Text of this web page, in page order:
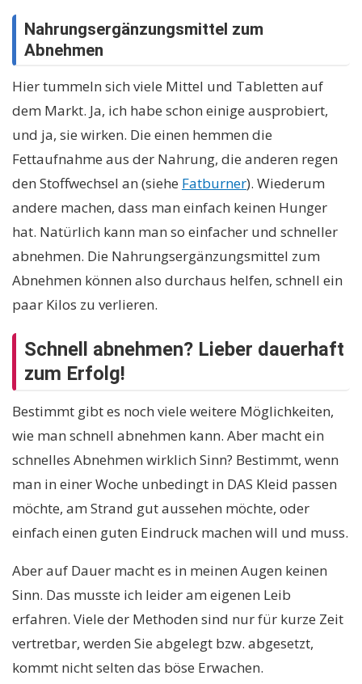
Nahrungsergänzungsmittel zum
Abnehmen
Hier tummeln sich viele Mittel und Tabletten auf
dem Markt. Ja, ich habe schon einige ausprobiert,
und ja, sie wirken. Die einen hemmen die
Fettaufnahme aus der Nahrung, die anderen regen
den Stoffwechsel an (siehe Fatburner). Wiederum
andere machen, dass man einfach keinen Hunger
hat. Natürlich kann man so einfacher und schneller
abnehmen. Die Nahrungsergänzungsmittel zum
Abnehmen können also durchaus helfen, schnell ein
paar Kilos zu verlieren.
Schnell abnehmen? Lieber dauerhaft
zum Erfolg!
Bestimmt gibt es noch viele weitere Möglichkeiten,
wie man schnell abnehmen kann. Aber macht ein
schnelles Abnehmen wirklich Sinn? Bestimmt, wenn
man in einer Woche unbedingt in DAS Kleid passen
möchte, am Strand gut aussehen möchte, oder
einfach einen guten Eindruck machen will und muss.
Aber auf Dauer macht es in meinen Augen keinen
Sinn. Das musste ich leider am eigenen Leib
erfahren. Viele der Methoden sind nur für kurze Zeit
vertretbar, werden Sie abgelegt bzw. abgesetzt,
kommt nicht selten das böse Erwachen.